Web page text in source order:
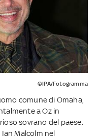
©IPA/Fotogramma
comune di Omaha,
a Oz in
sovrano del paese.
Malcolm nel